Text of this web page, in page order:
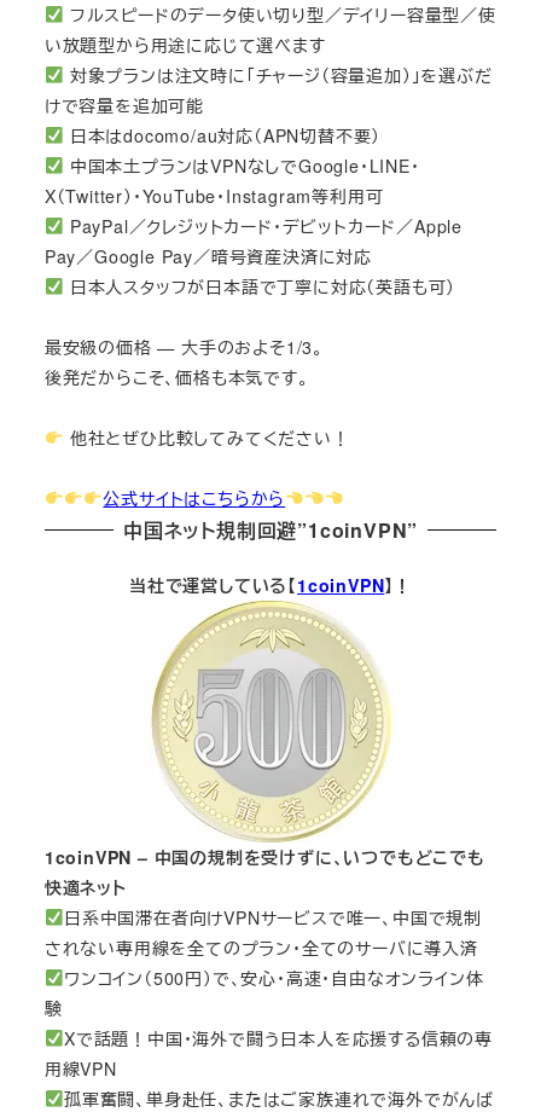
フルスピードのデータ使い切り型／デイリー容量型／使
い放題型から用途に応じて選べます
対象プランは注文時に「チャージ（容量追加）」を選ぶだ
けで容量を追加可能
日本はdocomo/au対応（APN切替不要）
中国本土プランはVPNなしでGoogle・LINE・
X（Twitter）・YouTube・Instagram等利用可
PayPal／クレジットカード・デビットカード／Apple
Pay／Google Pay／暗号資産決済に対応
日本人スタッフが日本語で丁寧に対応（英語も可）
最安級の価格 — 大手のおよそ1/3。
後発だからこそ、価格も本気です。
他社とぜひ比較してみてください！
公式サイトはこちらから
中国ネット規制回避”1coinVPN”
当社で運営している【1coinVPN】！
1coinVPN – 中国の規制を受けずに、いつでもどこでも
快適ネット
日系中国滞在者向けVPNサービスで唯一、中国で規制
されない専用線を全てのプラン・全てのサーバに導入済
ワンコイン（500円）で、安心・高速・自由なオンライン体
験
Xで話題！中国・海外で闘う日本人を応援する信頼の専
用線VPN
孤軍奮闘、単身赴任、またはご家族連れで海外でがんば